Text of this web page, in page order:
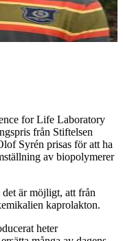
for Life Laboratory
från Stiftelsen
Syrén prisas för att ha
av biopolymerer
är möjligt, att från
kaprolakton.
heter